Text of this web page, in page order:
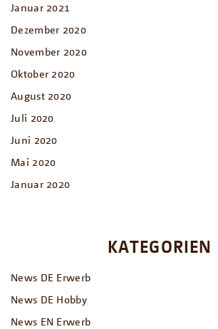
Januar 2021
Dezember 2020
November 2020
Oktober 2020
August 2020
Juli 2020
Juni 2020
Mai 2020
Januar 2020
KATEGORIEN
News DE Erwerb
News DE Hobby
News EN Erwerb